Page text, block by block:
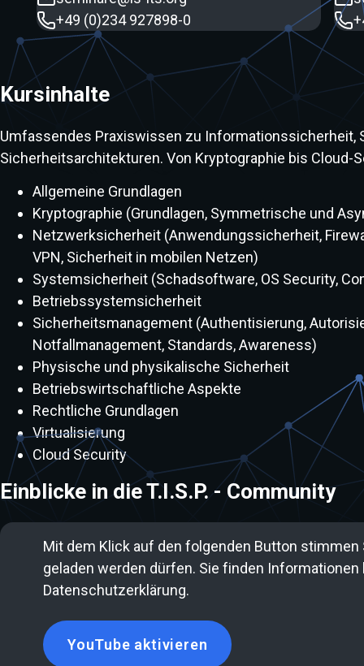
+49 (0)234 927898-0
Kursinhalte
Umfassendes Praxiswissen zu Informationssicherheit,
Sicherheitsarchitekturen. Von Kryptographie bis Cloud-
Allgemeine Grundlagen
Kryptographie (Grundlagen, Symmetrische und
Netzwerksicherheit (Anwendungssicherheit,
VPN, Sicherheit in mobilen Netzen)
Systemsicherheit (Schadsoftware, OS Security,
Betriebssystemsicherheit
Sicherheitsmanagement (Authentisierung,
Notfallmanagement, Standards, Awareness)
Physische und physikalische Sicherheit
Betriebswirtschaftliche Aspekte
Rechtliche Grundlagen
Virtualisierung
Cloud Security
Einblicke in die T.I.S.P. - Community
Mit dem Klick auf den folgenden Button stimmen
geladen werden dürfen. Sie finden
Datenschutzerklärung.
YouTube aktivieren